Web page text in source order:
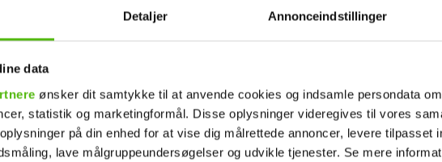
Detaljer Annonceindstillinger
data
ønsker dit samtykke til at anvende cookies og indsamle persondata
statistik og marketingformål. Disse oplysninger videregives til vores
på din enhed for at vise dig målrettede annoncer, levere tilpasset
lave målgruppeundersøgelser og udvikle tjenester. Se mere
bedste venner"